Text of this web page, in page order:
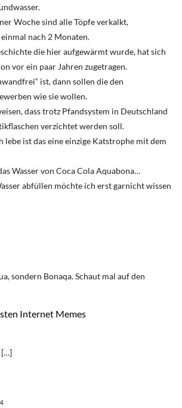
Woche sind alle Töpfe verkalkt,
nach 2 Monaten.
die hier aufgewärmt wurde, hat sich
vor ein paar Jahren zugetragen.
ist, dann sollen die den
wie sie wollen.
dass trotz Pfandsystem in Deutschland
verzichtet werden soll.
lebe ist das eine einzige Katstrophe mit dem
Wasser von Coca Cola Aquabona…
abfüllen möchte ich erst garnicht wissen
sondern Bonaqa. Schaut mal auf den
Internet Memes
[…]